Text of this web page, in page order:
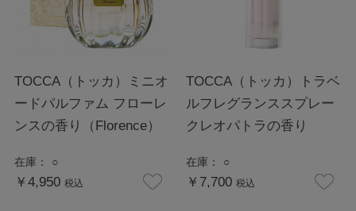
TOCCA（トッカ）ミニオ
ードパルファム フローレ
ンスの香り（Florence）
在庫： ○
￥4,950 税込
TOCCA（トッカ）トラベ
ルフレグランススプレー
クレオパトラの香り
在庫： ○
￥7,700 税込